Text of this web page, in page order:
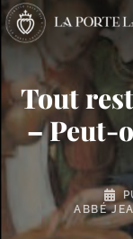
Tout
– Peut-​
ABBÉ